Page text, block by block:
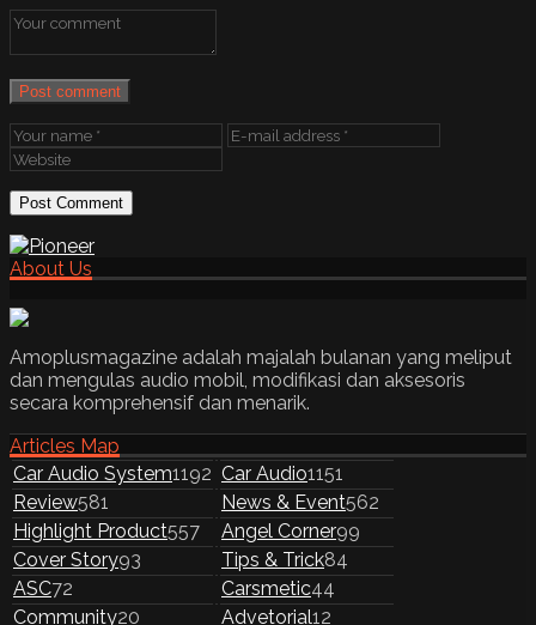
Post comment
About Us
Amoplusmagazine adalah majalah bulanan yang meliput
dan mengulas audio mobil, modifikasi dan aksesoris
secara komprehensif dan menarik.
Articles Map
Car Audio System1192 Car Audio1151
Review581 News & Event562
Highlight Product557 Angel Corner99
Cover Story93 Tips & Trick84
ASC72 Carsmetic44
Community20 Advetorial12